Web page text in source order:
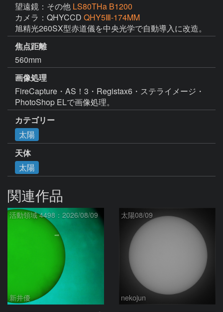
望遠鏡：その他 LS80THa B1200
カメラ：QHYCCD QHY5Ⅲ-174MM
旭精光260SX型赤道儀を中央光学で自動導入に改造。
焦点距離
560mm
画像処理
FireCapture・AS！3・Registax6・ステライメージ・
PhotoShop ELで画像処理。
カテゴリー
太陽
天体
太陽
関連作品
活動領域 4498：2026/08/09
新井優
太陽08/09
nekojun